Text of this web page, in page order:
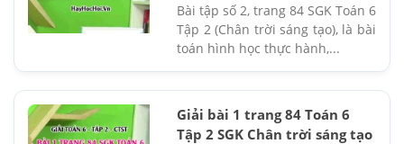
Bài tập số 2, trang 84 SGK Toán 6
Tập 2 (Chân trời sáng tạo), là bài
toán hình học thực hành,...
Giải bài 1 trang 84 Toán 6
Tập 2 SGK Chân trời sáng tạo